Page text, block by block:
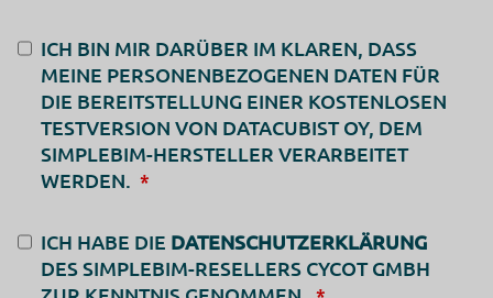
ICH BIN MIR DARÜBER IM KLAREN, DASS
MEINE PERSONENBEZOGENEN DATEN FÜR
DIE BEREITSTELLUNG EINER KOSTENLOSEN
TESTVERSION VON DATACUBIST OY, DEM
SIMPLEBIM-HERSTELLER VERARBEITET
WERDEN.
ICH HABE DIE DATENSCHUTZERKLÄRUNG
DES SIMPLEBIM-RESELLERS CYCOT GMBH
Dies ist ein Tag-Management-System zum Verwalten von
JavaScript- und HTML-Code-Snippets, mit denen tracking,
Analyse-, Personalisierungs- und Marketing-Performance-
Tags und -Tools implementiert werden können.
Verarbeitungsunternehmen
Google Ireland Limited
Google Building Gordon House, 4 Barrow St, Dublin, D04
Datenverarbeitungszwecke
Diese Liste stellt die Zwecke der Datenerhebung und -
verarbeitung dar. Eine Einwilligung gilt nur für die